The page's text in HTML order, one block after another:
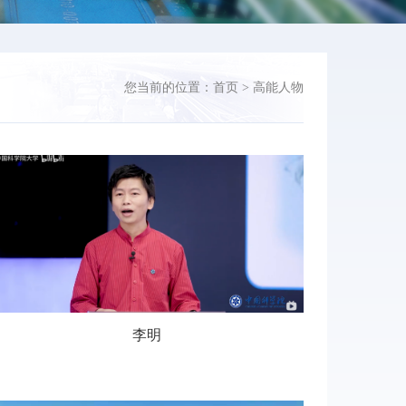
您当前的位置： 首页 > 高能人物
李明